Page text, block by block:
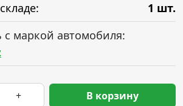
1 шт.
с маркой автомобиля:
+ В корзину